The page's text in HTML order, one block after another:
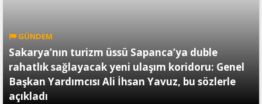
GÜNDEM
Sakarya’nın turizm üssü Sapanca’ya duble
rahatlık sağlayacak yeni ulaşım koridoru: Genel
Başkan Yardımcısı Ali İhsan Yavuz, bu sözlerle
açıkladı